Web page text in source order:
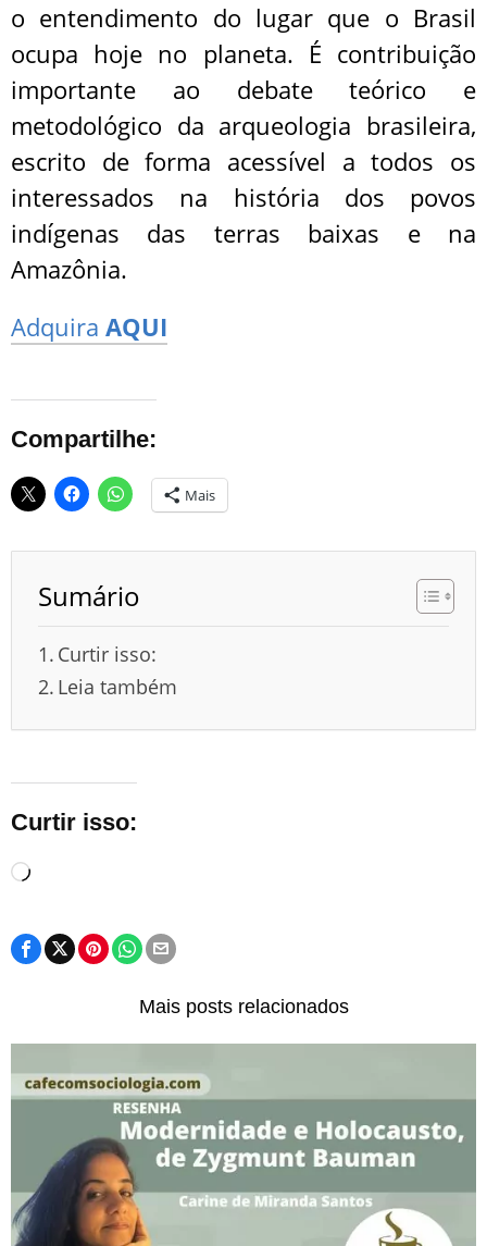
o entendimento do lugar que o Brasil
ocupa hoje no planeta. É contribuição
importante ao debate teórico e
metodológico da arqueologia brasileira,
escrito de forma acessível a todos os
interessados na história dos povos
indígenas das terras baixas e na
Amazônia.
Adquira AQUI
Compartilhe:
Mais
Sumário
Curtir isso:
Leia também
Curtir isso:
Carregando...
Mais posts relacionados